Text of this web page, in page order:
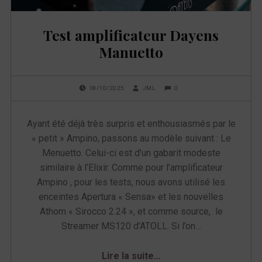
e
Test amplificateur Dayens
Manuetto
18/10/2025
JML
COMMENTS:0
Ayant été déjà très surpris et enthousiasmés par le
« petit » Ampino, passons au modèle suivant : Le
Menuetto. Celui-ci est d’un gabarit modeste
similaire à l’Elixir. Comme pour l’amplificateur
Ampino , pour les tests, nous avons utilisé les
enceintes Apertura « Sensa» et les nouvelles
Athom « Sirocco 2.24 », et comme source, le
Streamer MS120 d’ATOLL. Si l’on…
Lire la suite…